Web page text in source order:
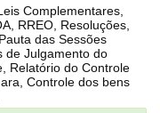
das Sessões
de Julgamento do